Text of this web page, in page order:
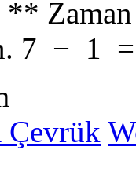
**
7 − 1
Çevrük